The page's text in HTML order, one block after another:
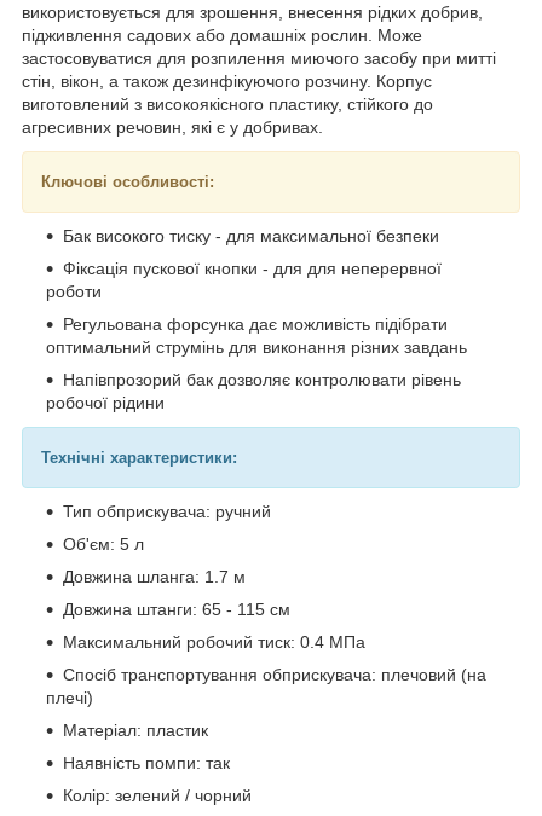
використовується для зрошення, внесення рідких добрив,
підживлення садових або домашніх рослин. Може
застосовуватися для розпилення миючого засобу при митті
стін, вікон, а також дезинфікуючого розчину. Корпус
виготовлений з високоякісного пластику, стійкого до
агресивних речовин, які є у добривах.
Ключові особливості:
Бак високого тиску - для максимальної безпеки
Фіксація пускової кнопки - для для неперервної
роботи
Регульована форсунка дає можливість підібрати
оптимальний струмінь для виконання різних завдань
Напівпрозорий бак дозволяє контролювати рівень
робочої рідини
Технічні характеристики:
Тип обприскувача: ручний
Об'єм: 5 л
Довжина шланга: 1.7 м
Довжина штанги: 65 - 115 см
Максимальний робочий тиск: 0.4 МПа
Спосіб транспортування обприскувача: плечовий (на
плечі)
Матеріал: пластик
Наявність помпи: так
Колір: зелений / чорний